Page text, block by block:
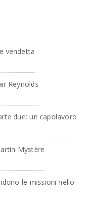
vendetta
Reynolds
due: un capolavoro
Mystère
le missioni nello